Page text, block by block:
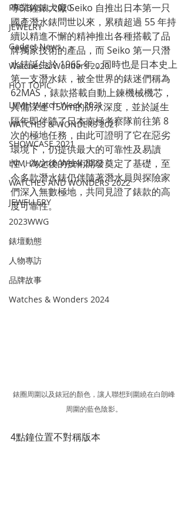
PRE-BASEL 2020
JEWELRY
Gadget News
Watches & Wonders 2020
HOT TOPIC
LVMH Watch Week 2021
WATCHES & WONDERS 2021
SHOWCASE 2021
LVMH Watch Week 2022
WATCHES AND WONDERS 2022
JEWELLERY
2023WWG
錶壇動態
人物專訪
品牌故事
Watches & Wonders 2024
專業鐘錶大廠 Seiko 自推出日本第一只
國產潛水錶問世以來，累積超過 55 年持
續以精進不懈的精神推出各種搭載了品
牌獨家技術的產品，而 Seiko 第一只潛
水錶誕生於 1965 年，同時也是日本史上
第一支潛水錶，被全世界的錶迷們稱為
62MAS，錶款搭載自動上鍊機械機芯，
具備深達 150m的防水深度，並於誕生
隔年即伴隨了日本南極考察隊前往第 8
次的極地任務，由此可證明了它在惡劣
環境下，仍提供最大的可靠性及易讀
性，為之後的技術開發奠定了基礎，至
今多款潛水錶仍伴隨著潛水員與探險家
們深入無數極地，共同見證了錶款的高
度可靠性。
錶圈周圍以及錶冠的顏色，讓人聯想到圍繞在白朗峰
周圍的藍色陰影。
4點鐘位置不對稱版本